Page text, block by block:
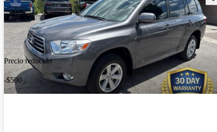
Precio reducido
-$500